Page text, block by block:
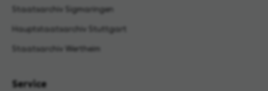
Staatsarchiv Sigmaringen
Hauptstaatsarchiv Stuttgart
Staatsarchiv Wertheim
Service